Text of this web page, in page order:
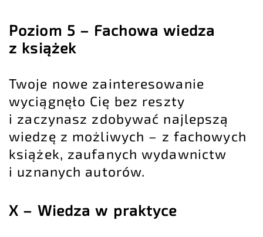
Poziom 5 – Fachowa wiedza
z książek
Twoje nowe zainteresowanie
wyciągnęło Cię bez reszty
i zaczynasz zdobywać najlepszą
wiedzę z możliwych – z fachowych
książek, zaufanych wydawnictw
i uznanych autorów.
X – Wiedza w praktyce